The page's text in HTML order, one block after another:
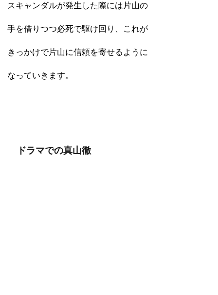
スキャンダルが発生した際には片山の
手を借りつつ必死で駆け回り、これが
きっかけで片山に信頼を寄せるように
なっていきます。
ドラマでの真山徹